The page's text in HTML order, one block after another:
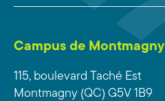
Campus de Montmagny
115, boulevard Taché Est
Montmagny (QC) G5V 1B9